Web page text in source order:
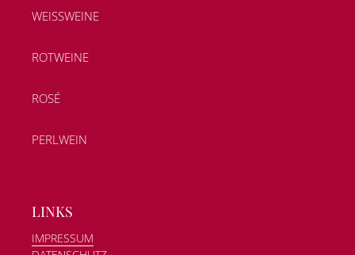
WEISSWEINE
ROTWEINE
ROSÉ
PERLWEIN
LINKS
IMPRESSUM